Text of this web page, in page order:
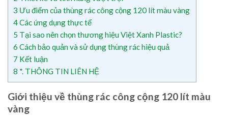
3 Ưu điểm của thùng rác công cộng 120 lít màu vàng
4Các ứng dụng thực tế
5 Tại sao nên chọn thương hiệu Việt Xanh Plastic?
6 Cách bảo quản và sử dụng thùng rác hiệu quả
7 Kết luận
8 *. THÔNG TIN LIÊN HỆ
Giới thiệu về thùng rác công cộng 120 lít màu
vàng